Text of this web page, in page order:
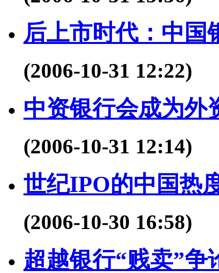
后上市时代：中国
(2006-10-31 12:22)
中资银行会成为外
(2006-10-31 12:14)
世纪IPO的中国热
(2006-10-30 16:58)
超越银行“贱卖”争